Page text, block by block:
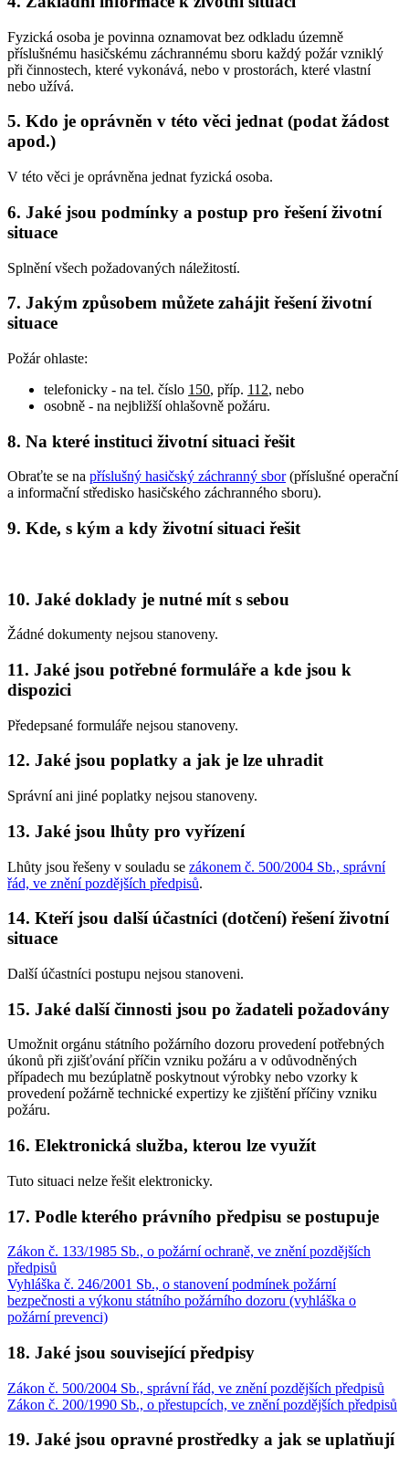
Fyzická osoba je povinna oznamovat bez odkladu územně
příslušnému hasičskému záchrannému sboru každý požár vzniklý
při činnostech, které vykonává, nebo v prostorách, které vlastní
nebo užívá.
5. Kdo je oprávněn v této věci jednat (podat žádost
apod.)
V této věci je oprávněna jednat fyzická osoba.
6. Jaké jsou podmínky a postup pro řešení životní
situace
Splnění všech požadovaných náležitostí.
7. Jakým způsobem můžete zahájit řešení životní
situace
Požár ohlaste:
telefonicky - na tel. číslo 150, příp. 112, nebo
osobně - na nejbližší ohlašovně požáru.
8. Na které instituci životní situaci řešit
Obraťte se na příslušný hasičský záchranný sbor(příslušné operační
a informační středisko hasičského záchranného sboru).
9. Kde, s kým a kdy životní situaci řešit
10. Jaké doklady je nutné mít s sebou
Žádné dokumenty nejsou stanoveny.
11. Jaké jsou potřebné formuláře a kde jsou k
dispozici
Předepsané formuláře nejsou stanoveny.
12. Jaké jsou poplatky a jak je lze uhradit
Správní ani jiné poplatky nejsou stanoveny.
13. Jaké jsou lhůty pro vyřízení
Lhůty jsou řešeny v souladu se zákonem č. 500/2004 Sb., správní
řád, ve znění pozdějších předpisů.
14. Kteří jsou další účastníci (dotčení) řešení životní
situace
Další účastníci postupu nejsou stanoveni.
15. Jaké další činnosti jsou po žadateli požadovány
Umožnit orgánu státního požárního dozoru provedení potřebných
úkonů při zjišťování příčin vzniku požáru a v odůvodněných
případech mu bezúplatně poskytnout výrobky nebo vzorky k
provedení požárně technické expertizy ke zjištění příčiny vzniku
požáru.
16. Elektronická služba, kterou lze využít
Tuto situaci nelze řešit elektronicky.
17. Podle kterého právního předpisu se postupuje
Zákon č. 133/1985 Sb., o požární ochraně, ve znění pozdějších
předpisů
Vyhláška č. 246/2001 Sb., o stanovení podmínek požární
bezpečnosti a výkonu státního požárního dozoru (vyhláška o
požární prevenci)
18. Jaké jsou související předpisy
Zákon č. 500/2004 Sb., správní řád, ve znění pozdějších předpisů
Zákon č. 200/1990 Sb., o přestupcích, ve znění pozdějších předpisů
19. Jaké jsou opravné prostředky a jak se uplatňují